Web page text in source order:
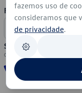
Formas de
Segurança
fazemos uso de
consideramos que
de privacidade.